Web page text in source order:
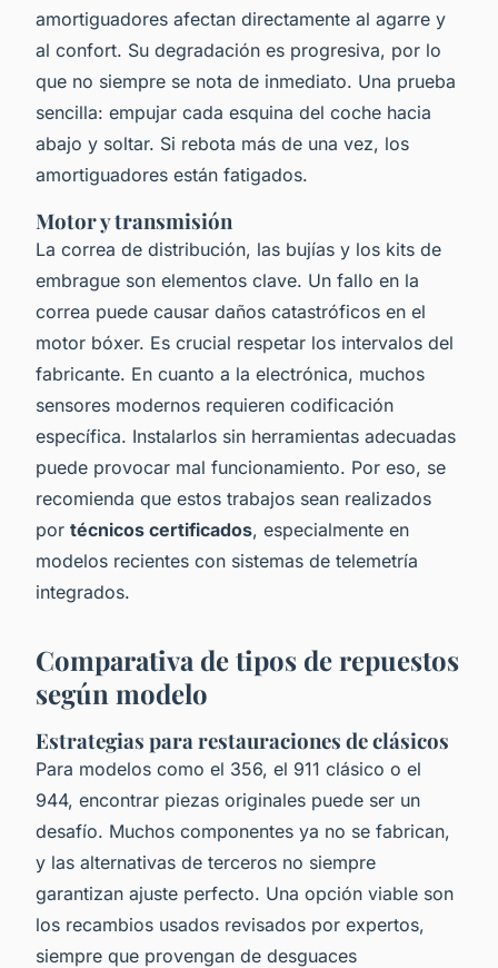
amortiguadores afectan directamente al agarre y
al confort. Su degradación es progresiva, por lo
que no siempre se nota de inmediato. Una prueba
sencilla: empujar cada esquina del coche hacia
abajo y soltar. Si rebota más de una vez, los
amortiguadores están fatigados.
Motor y transmisión
La correa de distribución, las bujías y los kits de
embrague son elementos clave. Un fallo en la
correa puede causar daños catastróficos en el
motor bóxer. Es crucial respetar los intervalos del
fabricante. En cuanto a la electrónica, muchos
sensores modernos requieren codificación
específica. Instalarlos sin herramientas adecuadas
puede provocar mal funcionamiento. Por eso, se
recomienda que estos trabajos sean realizados
por técnicos certificados, especialmente en
modelos recientes con sistemas de telemetría
integrados.
Comparativa de tipos de repuestos
según modelo
Estrategias para restauraciones de clásicos
Para modelos como el 356, el 911 clásico o el
944, encontrar piezas originales puede ser un
desafío. Muchos componentes ya no se fabrican,
y las alternativas de terceros no siempre
garantizan ajuste perfecto. Una opción viable son
los recambios usados revisados por expertos,
siempre que provengan de desguaces